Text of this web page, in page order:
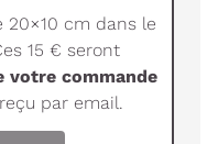
20×10 cm dans le
15 € seront
votre commande
par email.